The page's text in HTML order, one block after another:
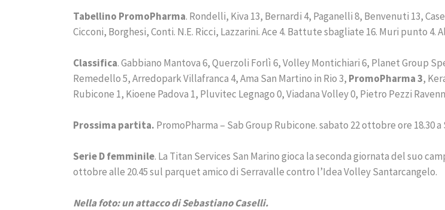
Tabellino PromoPharma. Rondelli, Kiva 13, Bernardi 4, Paganelli 8, Benvenuti 13,
Cicconi, Borghesi, Conti. N.E. Ricci, Lazzarini. Ace 4. Battute sbagliate 16. Muri punto 4.
Classifica. Gabbiano Mantova 6, Querzoli Forlì 6, Volley Montichiari 6, Planet Group
Remedello 5, Arredopark Villafranca 4, Ama San Martino in Rio 3, PromoPharma 3,
Rubicone 1, Kioene Padova 1, Pluvitec Legnago 0, Viadana Volley 0, Pietro Pezzi
Prossima partita. PromoPharma – Sab Group Rubicone. sabato 22 ottobre ore 18.30 a
Serie D femminile. La Titan Services San Marino gioca la seconda giornata del suo
ottobre alle 20.45 sul parquet amico di Serravalle contro l’Idea Volley Santarcangelo.
Nella foto: un attacco di Sebastiano Caselli.